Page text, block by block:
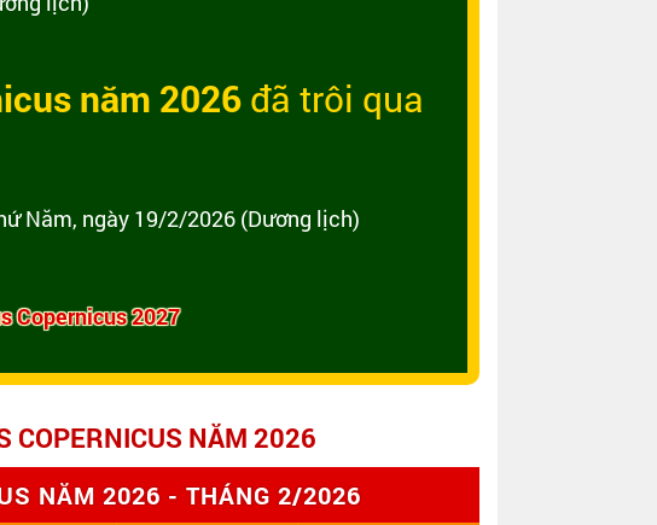
năm 2026 đã trôi qua
Năm, ngày 19/2/2026 (Dương lịch)
Copernicus 2027
COPERNICUS NĂM 2026
NĂM 2026 - THÁNG 2/2026